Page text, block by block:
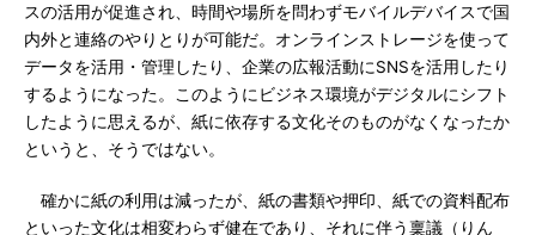
スの活用が促進され、時間や場所を問わずモバイルデバイスで国
内外と連絡のやりとりが可能だ。オンラインストレージを使って
データを活用・管理したり、企業の広報活動にSNSを活用したり
するようになった。このようにビジネス環境がデジタルにシフト
したように思えるが、紙に依存する文化そのものがなくなったか
というと、そうではない。
確かに紙の利用は減ったが、紙の書類や押印、紙での資料配布
といった文化は相変わらず健在であり、それに伴う稟議（りん